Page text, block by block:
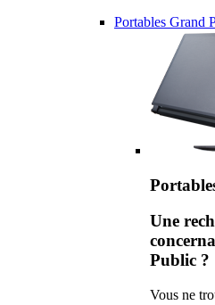
Portables Grand
Une
Public ?
Vous ne